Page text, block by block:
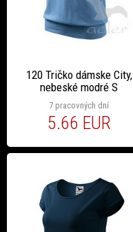
120 Tričko dámske City,
nebeské modré S
7 pracovných dní
5.66 EUR